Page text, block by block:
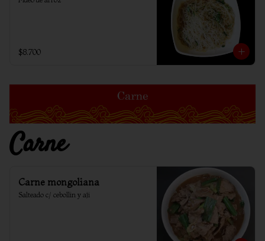
$8.700
Carne
Carne mongoliana
Salteado c/ cebollin y aji